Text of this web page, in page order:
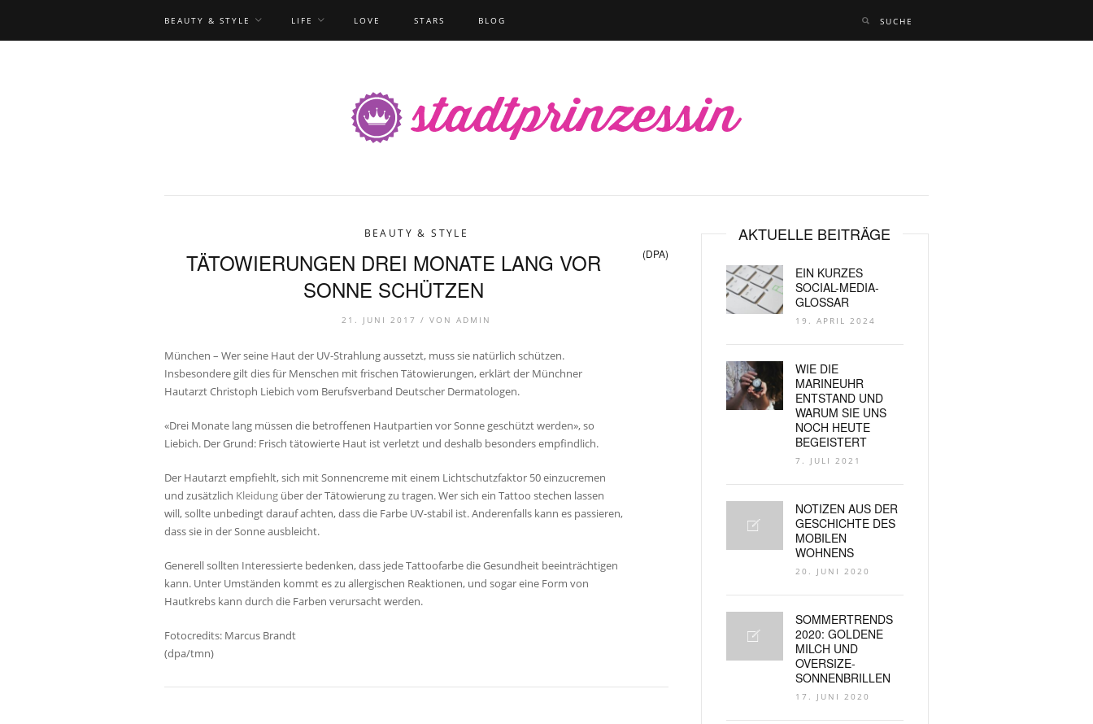
BEAUTY & STYLE LIFE LOVE STARS BLOG
BEAUTY & STYLE
TÄTOWIERUNGEN DREI MONATE LANG VOR
SONNE SCHÜTZEN
(DPA)
21. JUNI 2017 / VON ADMIN
München – Wer seine Haut der UV-Strahlung aussetzt, muss sie natürlich schützen.
Insbesondere gilt dies für Menschen mit frischen Tätowierungen, erklärt der Münchner
Hautarzt Christoph Liebich vom Berufsverband Deutscher Dermatologen.
«Drei Monate lang müssen die betroffenen Hautpartien vor Sonne geschützt werden», so
Liebich. Der Grund: Frisch tätowierte Haut ist verletzt und deshalb besonders empfindlich.
Der Hautarzt empfiehlt, sich mit Sonnencreme mit einem Lichtschutzfaktor 50 einzucremen
und zusätzlich Kleidung über der Tätowierung zu tragen. Wer sich ein Tattoo stechen lassen
will, sollte unbedingt darauf achten, dass die Farbe UV-stabil ist. Anderenfalls kann es passieren,
dass sie in der Sonne ausbleicht.
Generell sollten Interessierte bedenken, dass jede Tattoofarbe die Gesundheit beeinträchtigen
kann. Unter Umständen kommt es zu allergischen Reaktionen, und sogar eine Form von
Hautkrebs kann durch die Farben verursacht werden.
Fotocredits: Marcus Brandt
(dpa/tmn)
AKTUELLE BEITRÄGE
EIN KURZES
SOCIAL-MEDIA-
GLOSSAR
19. APRIL 2024
WIE DIE
MARINEUHR
ENTSTAND UND
WARUM SIE UNS
NOCH HEUTE
BEGEISTERT
7. JULI 2021
NOTIZEN AUS DER
GESCHICHTE DES
MOBILEN
WOHNENS
20. JUNI 2020
SOMMERTRENDS
2020: GOLDENE
MILCH UND
OVERSIZE-
SONNENBRILLEN
17. JUNI 2020